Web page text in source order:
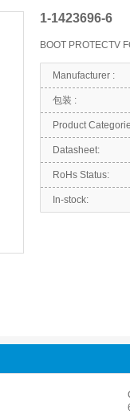
1-1423696-6
BOOT PROTECTV
Manufacturer :
包装 :
Product
Datasheet:
RoHs Status:
In-stock: